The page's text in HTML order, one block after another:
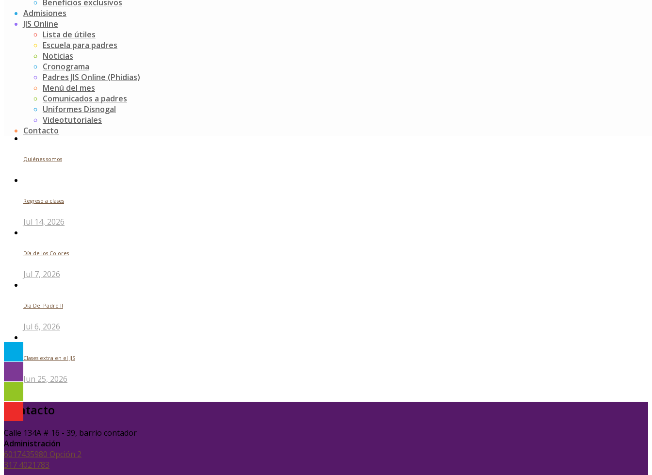
Beneficios exclusivos
Admisiones
JIS Online
Lista de útiles
Escuela para padres
Noticias
Cronograma
Padres JIS Online (Phidias)
Menú del mes
Comunicados a padres
Uniformes Disnogal
Videotutoriales
Contacto
Buscar
Noticias recientes
Futuros indagadores
Jul 24, 2026
Quiénes somos
Regreso a clases
Jul 14, 2026
Día de los Colores
Jul 7, 2026
Día Del Padre ll
Jul 6, 2026
Clases extra en el JIS
Jun 25, 2026
Contacto
Calle 134A # 16 - 39, barrio contador
Administración
6017435980 Opción 2
317 4021783